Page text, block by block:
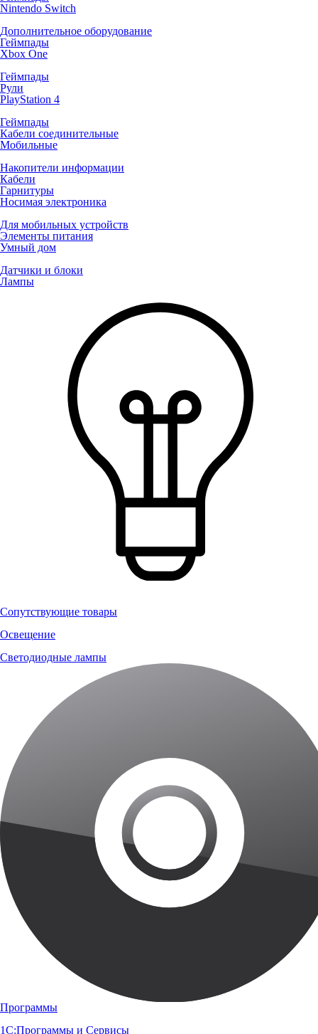
Nintendo Switch
Дополнительное оборудование
Геймпады
Xbox One
Геймпады
Рули
PlayStation 4
Геймпады
Кабели соединительные
Мобильные
Накопители информации
Кабели
Гарнитуры
Носимая электроника
Для мобильных устройств
Элементы питания
Умный дом
Датчики и блоки
Лампы
Сопутствующие товары
Освещение
Светодиодные лампы
Программы
1С:Программы и Сервисы